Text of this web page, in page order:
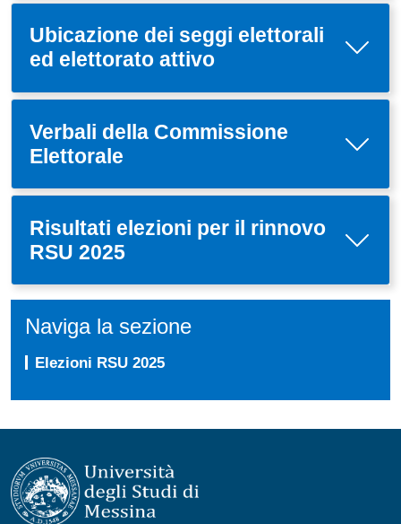
Ubicazione dei seggi elettorali
ed elettorato attivo
Verbali della Commissione
Elettorale
Risultati elezioni per il rinnovo
RSU 2025
Naviga la sezione
Elezioni RSU 2025